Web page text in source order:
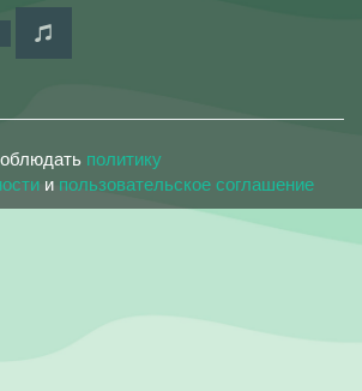
политику
и пользовательское соглашение